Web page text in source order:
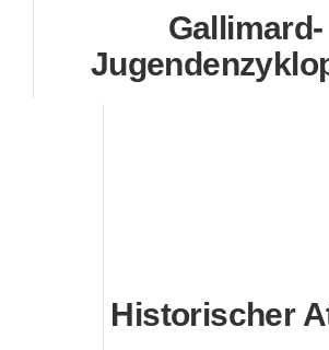
Gallimard-
Historischer